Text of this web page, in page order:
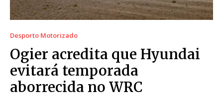
Desporto Motorizado
Ogier acredita que Hyundai
evitará temporada
aborrecida no WRC